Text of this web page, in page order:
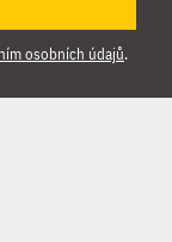
osobních údajů.